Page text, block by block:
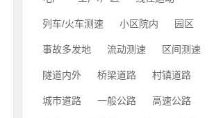
列车/火车测速 小区院内 园区
事故多发地 流动测速 区间测速
隧道内外 桥梁道路 村镇道路
城市道路 一般公路 高速公路